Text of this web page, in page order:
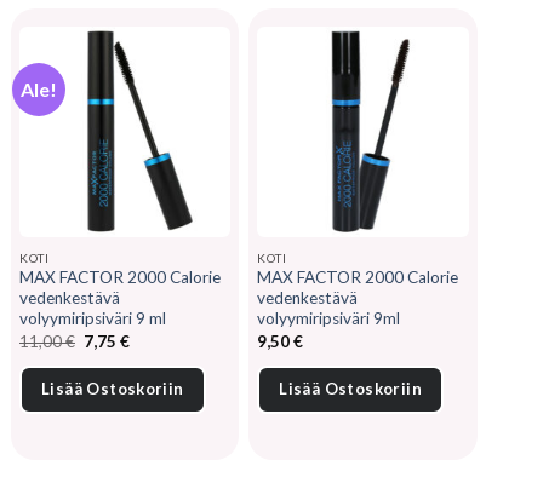
Ale!
KOTI
MAX FACTOR 2000 Calorie
vedenkestävä
volyymiripsiväri 9 ml
11,00€ Alkuperäinen
hinta
oli:
11,00 €.
7,75€Nykyinen
on:
7,75 €.
Lisää Ostoskoriin
KOTI
MAX FACTOR 2000 Calorie
vedenkestävä
volyymiripsiväri 9ml
9,50€
Lisää Ostoskoriin